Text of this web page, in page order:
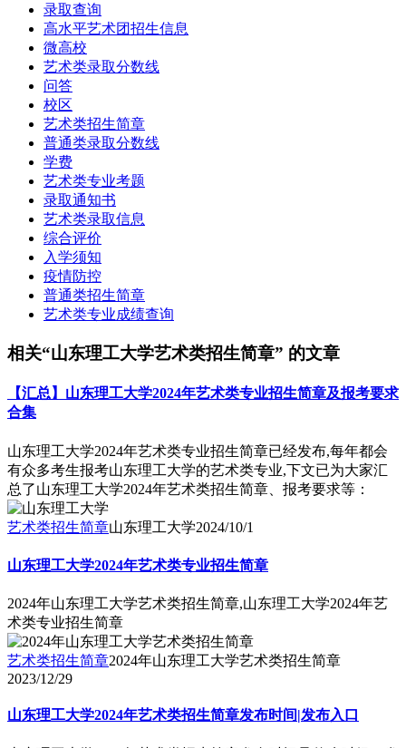
录取查询
高水平艺术团招生信息
微高校
艺术类录取分数线
问答
校区
艺术类招生简章
普通类录取分数线
学费
艺术类专业考题
录取通知书
艺术类录取信息
综合评价
入学须知
疫情防控
普通类招生简章
艺术类专业成绩查询
相关“山东理工大学艺术类招生简章” 的文章
【汇总】山东理工大学2024年艺术类专业招生简章及报考要求
合集
山东理工大学2024年艺术类专业招生简章已经发布,每年都会
有众多考生报考山东理工大学的艺术类专业,下文已为大家汇
总了山东理工大学2024年艺术类招生简章、报考要求等：
艺术类招生简章山东理工大学2024/10/1
山东理工大学2024年艺术类专业招生简章
2024年山东理工大学艺术类招生简章,山东理工大学2024年艺
术类专业招生简章
艺术类招生简章2024年山东理工大学艺术类招生简章
2023/12/29
山东理工大学2024年艺术类招生简章发布时间|发布入口